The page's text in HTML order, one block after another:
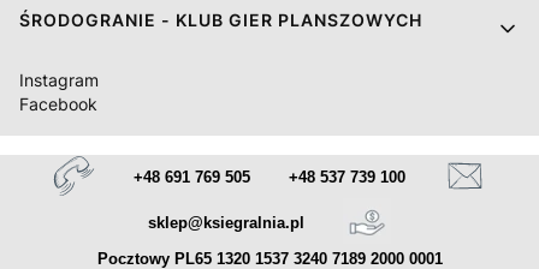
ŚRODOGRANIE - KLUB GIER PLANSZOWYCH
Instagram
Facebook
+48 691 769 505 +48 537 739 100
sklep@ksiegralnia.pl
Pocztowy PL65 1320 1537 3240 7189 2000 0001